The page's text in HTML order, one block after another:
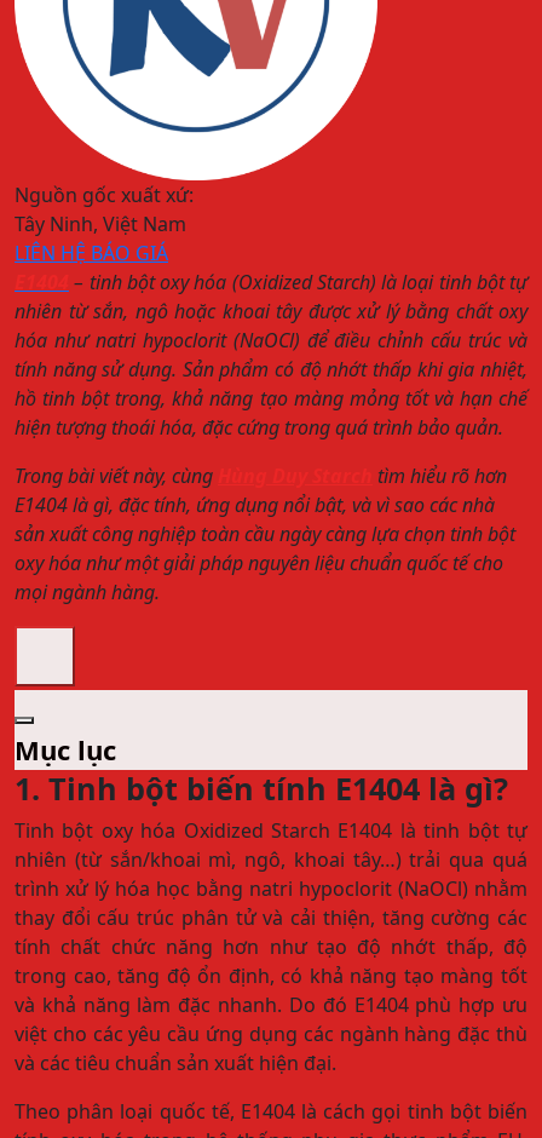
Nguồn gốc xuất xứ:
Tây Ninh, Việt Nam
LIÊN HỆ BÁO GIÁ
– tinh bột oxy hóa (Oxidized Starch) là loại tinh bột tự
nhiên từ sắn, ngô hoặc khoai tây được xử lý bằng chất oxy
hóa như natri hypoclorit (NaOCl) để điều chỉnh cấu trúc và
tính năng sử dụng. Sản phẩm có độ nhớt thấp khi gia nhiệt,
hồ tinh bột trong, khả năng tạo màng mỏng tốt và hạn chế
hiện tượng thoái hóa, đặc cứng trong quá trình bảo quản.
Trong bài viết này, cùng
tìm hiểu rõ hơn
E1404 là gì, đặc tính, ứng dụng nổi bật, và vì sao các nhà
sản xuất công nghiệp toàn cầu ngày càng lựa chọn tinh bột
oxy hóa như một giải pháp nguyên liệu chuẩn quốc tế cho
mọi ngành hàng.
Mục lục
1. Tinh bột biến tính E1404 là gì?
Tinh bột oxy hóa Oxidized Starch E1404 là tinh bột tự
nhiên (từ sắn/khoai mì, ngô, khoai tây…) trải qua quá
trình xử lý hóa học bằng natri hypoclorit (NaOCl) nhằm
thay đổi cấu trúc phân tử và cải thiện, tăng cường các
tính chất chức năng hơn như tạo độ nhớt thấp, độ
trong cao, tăng độ ổn định, có khả năng tạo màng tốt
và khả năng làm đặc nhanh. Do đó E1404 phù hợp ưu
việt cho các yêu cầu ứng dụng các ngành hàng đặc thù
và các tiêu chuẩn sản xuất hiện đại.
Theo phân loại quốc tế, E1404 là cách gọi tinh bột biến